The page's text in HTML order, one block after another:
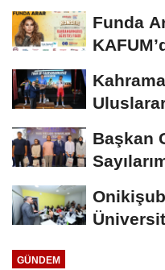
Funda
Başkan
GÜNDEM